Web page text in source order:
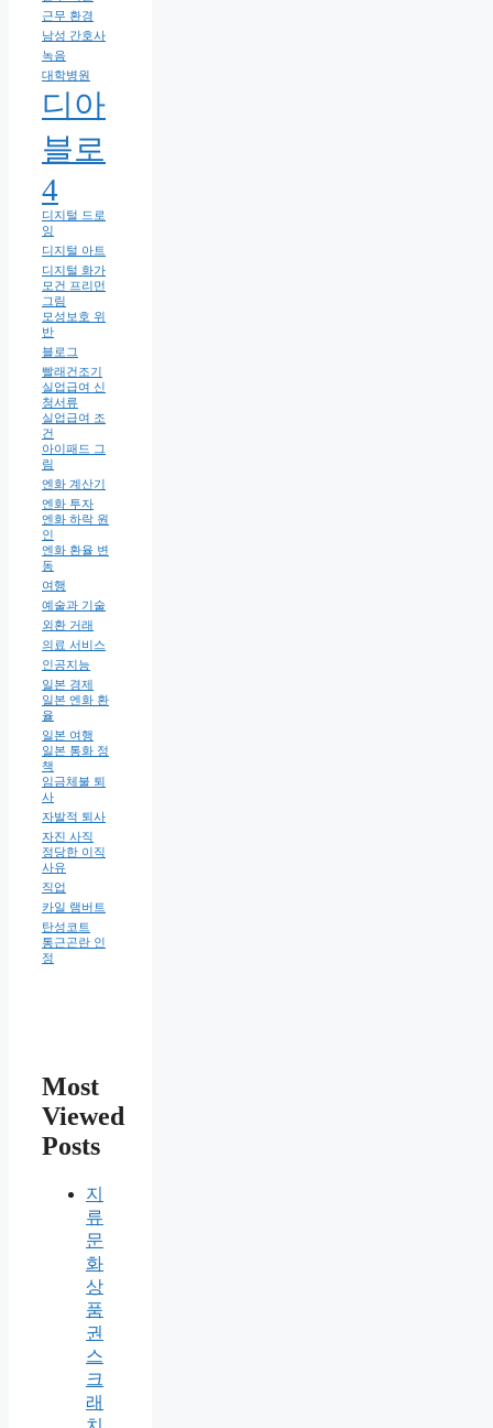
근무 환경
남성 간호사
녹음
대학병원
디아
블로
4
디지털 드로
잉
디지털 아트
디지털 화가
모건 프리먼
그림
모성보호 위
반
블로그
빨래건조기
실업급여 신
청서류
실업급여 조
건
아이패드 그
림
엔화 계산기
엔화 투자
엔화 하락 원
인
엔화 환율 변
동
여행
예술과 기술
외환 거래
의료 서비스
인공지능
일본 경제
일본 엔화 환
율
일본 여행
일본 통화 정
책
임금체불 퇴
사
자발적 퇴사
자진 사직
정당한 이직
사유
직업
카일 램버트
탄성코트
통근곤란 인
정
Most
Viewed
Posts
지
류
문
화
상
품
권
스
크
래